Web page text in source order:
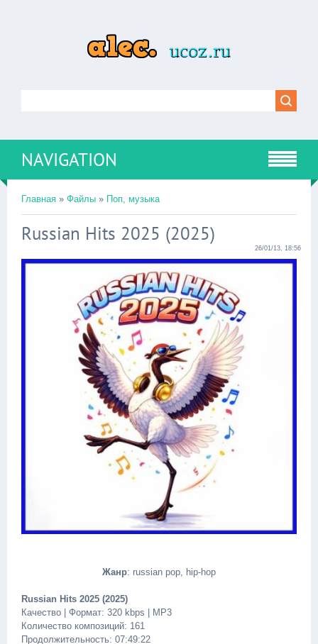
NAVIGATION
Главная » Файлы » Поп, музыка
Russian Hits 2025 (2025)
26/01/13, 18:56
Жанр: russian pop, hip-hop
Russian Hits 2025 (2025)
Качество | Формат: 320 kbps | MP3
Количество композиций: 161
Продолжительность: 07:49:22